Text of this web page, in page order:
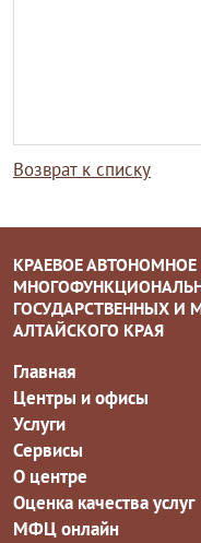
Возврат к списку
КРАЕВОЕ
ГОСУДАРСТВЕННЫХ И
АЛТАЙСКОГО КРАЯ
Главная
Центры и офисы
Услуги
Сервисы
О центре
Оценка качества услуг
МФЦ онлайн